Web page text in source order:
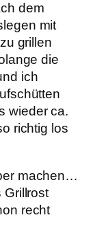
dem
mit
grillen
die
ich
wieder ca.
richtig los
machen…
Grillrost
recht